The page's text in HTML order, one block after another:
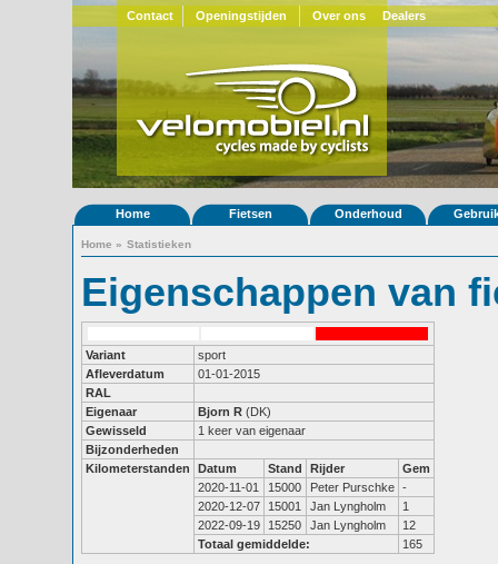
Contact Openingstijden Over ons Dealers
Home Fietsen Onderhoud
Home » Statistieken
Eigenschappen van
Variant
sport
Afleverdatum
01-01-2015
RAL
Eigenaar
Bjorn R (DK)
Gewisseld
1 keer van eigenaar
Bijzonderheden
Kilometerstanden
Datum Stand Rijder
Gem
2020-11-01
15000 Peter Purschke -
2020-12-07
15001 Jan Lyngholm
1
2022-09-19
15250 Jan Lyngholm
12
Totaal gemiddelde:
165